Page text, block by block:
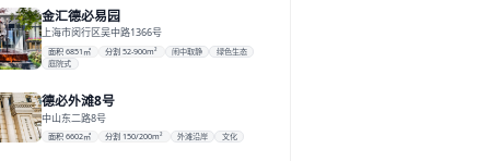
金汇德必易园
上海市闵行区吴中路1366号
面积 6851㎡ 分割 52-900m² 闹中取静
绿色生态
庭院式
德必外滩8号
中山东二路8号
面积 6602㎡ 分割 150/200m² 外滩沿岸 文化